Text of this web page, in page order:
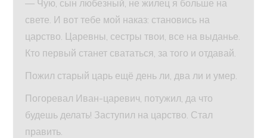
— Чую, сын любезный, не жилец я больше на
свете. И вот тебе мой наказ: становись на
царство. Царевны, сестры твои, все на выданье.
Кто первый станет свататься, за того и отдавай.
Пожил старый царь ещё день ли, два ли и умер.
Погоревал Иван-царевич, потужил, да что
будешь делать! Заступил на царство. Стал
править.